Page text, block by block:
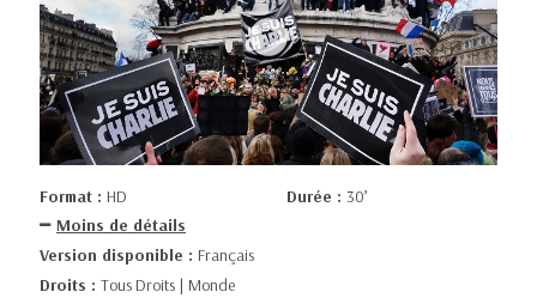
Format : HD Durée : 30’
Moins de détails
Version disponible : Français
Droits : Tous Droits | Monde